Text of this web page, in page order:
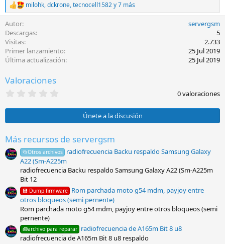
R
e
a
c
c
i
o
n
s
milohk,dckrone,tecnocell1582y 7 más
Autor
servergsm
Descargas
5
Visitas
2.733
Primer lanzamiento
25 Jul 2019
Última actualización
25 Jul 2019
Valoraciones
0
e
t
r
e
l
l
a
s
)
0 valoraciones
Únete a la discusión
Más recursos de servergsm
📂Otros archivos radiofrecuencia Backu respaldo Samsung Galaxy
A22 (Sm-A225m
radiofrecuencia Backu respaldo Samsung Galaxy A22 (Sm-A225m
Bit 12
💾 Dump firmware Rom parchada moto g54 mdm, payjoy entre
otros bloqueos (semi pernente)
Rom parchada moto g54 mdm, payjoy entre otros bloqueos (semi
pernente)
🧰archivo para reparar radiofrecuencia de A165m Bit 8 u8
radiofrecuencia de A165m Bit 8 u8 respaldo